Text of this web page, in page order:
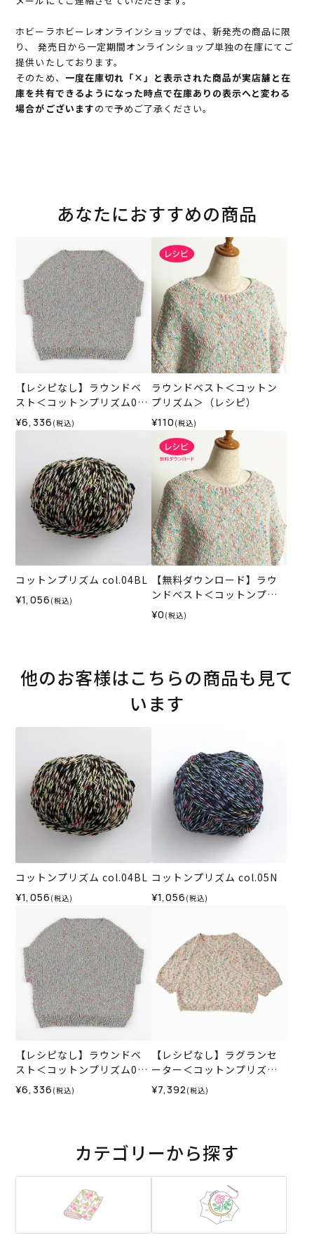
ホビーラホビーレオンラインショップでは、新発売の商品に限
り、 発売日から一定期間オンラインショップ単独の在庫にてご
提供いたしております。
そのため、 一度在庫切れ「×」と表示された商品が実店舗と在
庫を共有できるようになった時点で在庫ありの表示へと変わる
場合がございますので予めご了承ください。
あなたにおすすめの商品
【レシピなし】ラウンドベ
スト＜コットンプリズム06
GR＞（編み物 材料セット）
¥6,336 (税込)
ラウンドベスト＜コットン
プリズム＞（レシピ）
¥110 (税込)
コットンプリズム col.04BL
¥1,056 (税込)
【無料ダウンロード】ラウ
ンドベスト＜コットンプリ
ズム＞（レシピ）
¥0 (税込)
他のお客様はこちらの商品も見て
います
コットンプリズム col.04BL
¥1,056 (税込)
コットンプリズム col.05N
¥1,056 (税込)
【レシピなし】ラウンドベ
スト＜コットンプリズム06
GR＞（編み物 材料セット）
¥6,336 (税込)
【レシピなし】ラグランセ
ーター＜コットンプリズム0
2P＞（編み物 材料セット）
¥7,392 (税込)
カテゴリーから探す